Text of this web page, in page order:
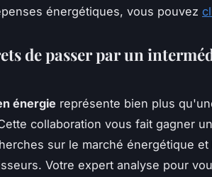
énergétiques, vous pouvez
de passer par un
énergie représente bien plus
collaboration vous fait gagner
sur le marché énergétique
Votre expert analyse pour